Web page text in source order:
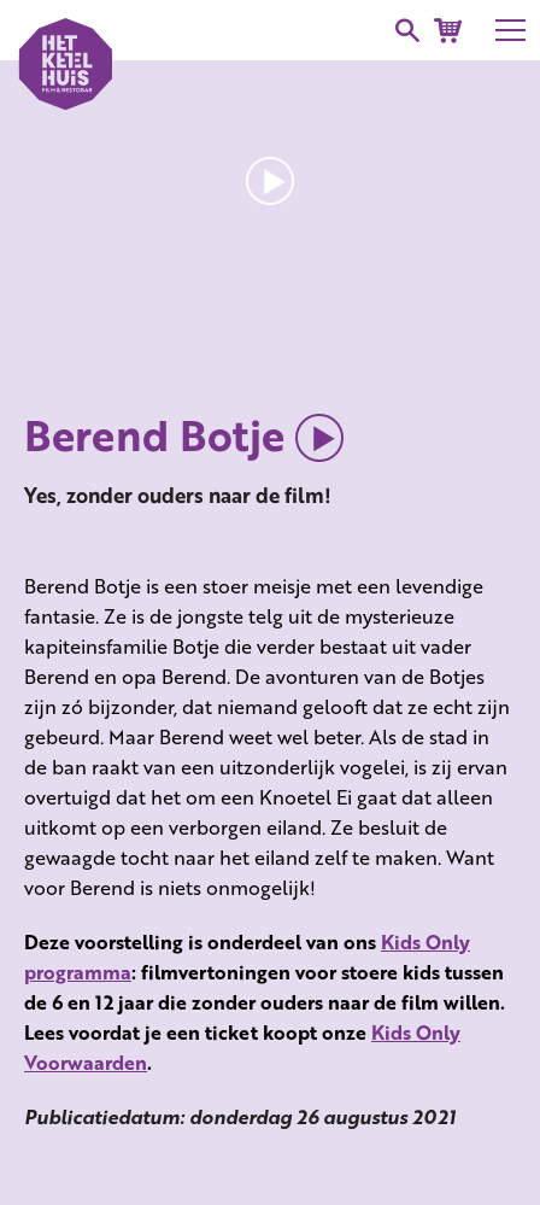
Berend Botje
Yes, zonder ouders naar de film!
Berend Botje is een stoer meisje met een levendige
fantasie. Ze is de jongste telg uit de mysterieuze
kapiteinsfamilie Botje die verder bestaat uit vader
Berend en opa Berend. De avonturen van de Botjes
zijn zó bijzonder, dat niemand gelooft dat ze echt zijn
gebeurd. Maar Berend weet wel beter. Als de stad in
de ban raakt van een uitzonderlijk vogelei, is zij ervan
overtuigd dat het om een Knoetel Ei gaat dat alleen
uitkomt op een verborgen eiland. Ze besluit de
gewaagde tocht naar het eiland zelf te maken. Want
voor Berend is niets onmogelijk!
Deze voorstelling is onderdeel van ons Kids Only
programma: filmvertoningen voor stoere kids tussen
de 6 en 12 jaar die zonder ouders naar de film willen.
Lees voordat je een ticket koopt onze Kids Only
Voorwaarden.
Publicatiedatum: donderdag 26 augustus 2021